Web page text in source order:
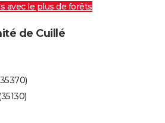
avec le plus de forêts
de Cuillé